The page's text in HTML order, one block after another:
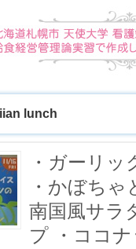
lunch
・ガーリ
・かぼち
南国風サラ
プ ・ココ